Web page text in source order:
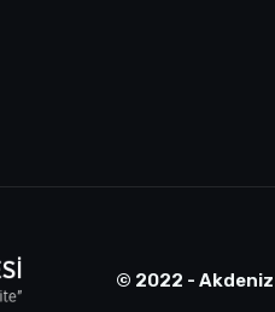
© 2022 - Akdeniz